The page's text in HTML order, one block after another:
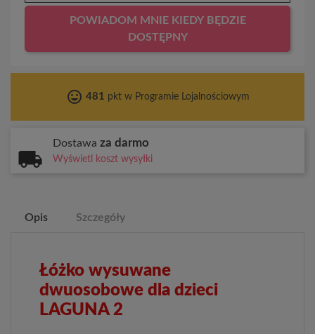
POWIADOM MNIE KIEDY BĘDZIE
DOSTĘPNY
tag_faces 481 pkt w Programie Lojalnościowym
Dostawa za darmo
Wyświetl koszt wysyłki
Opis Szczegóły
Łóżko wysuwane
dwuosobowe dla dzieci
LAGUNA 2